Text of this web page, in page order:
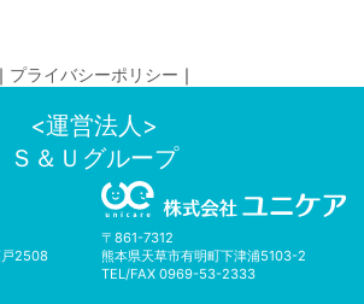
｜ プライバシーポリシー ｜
<運営法人>
Ｓ＆Ｕグループ
戸2508
〒861-7312
熊本県天草市有明町下津浦5103-2
TEL/FAX 0969-53-2333